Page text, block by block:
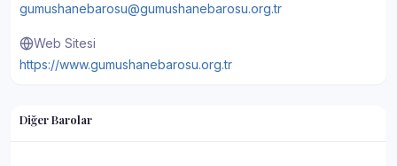
gumushanebarosu@gumushanebarosu.org.tr
Web Sitesi
https://www.gumushanebarosu.org.tr
Diğer Barolar